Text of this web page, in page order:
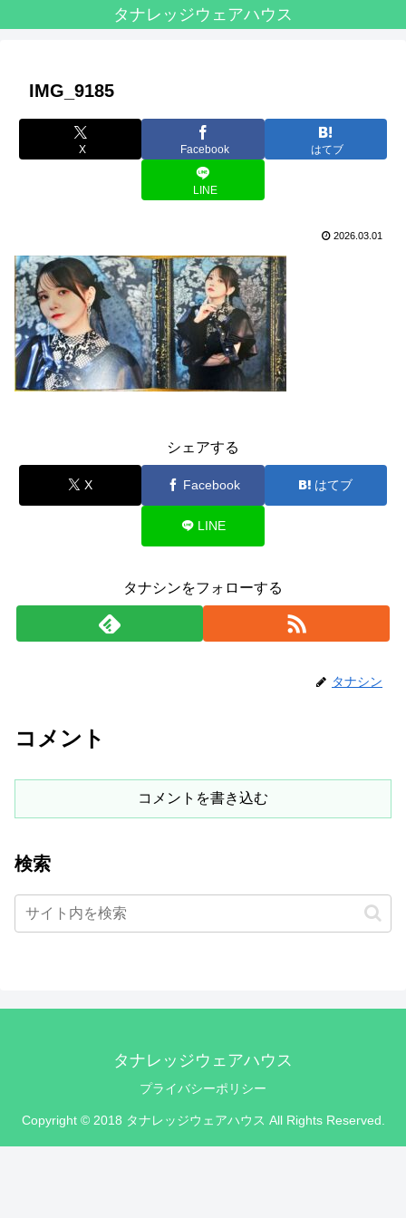
タナレッジウェアハウス
IMG_9185
X Facebook はてブ
LINE
2026.03.01
シェアする
X Facebook はてブ
LINE
タナシンをフォローする
タナシン
コメント
コメントを書き込む
検索
タナレッジウェアハウス
プライバシーポリシー
Copyright © 2018 タナレッジウェアハウス All Rights Reserved.